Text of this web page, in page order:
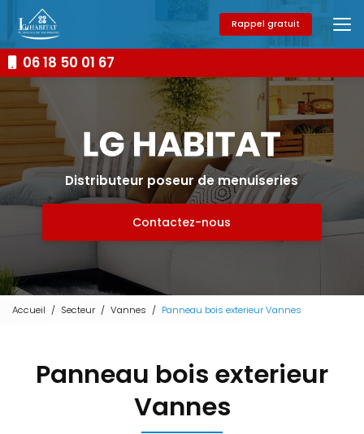
contenu
principal06 18 50 01 67
Rappel gratuit
Distributeur poseur de menuiseries
Contactez-nous
Accueil Secteur Vannes Panneau bois exterieur Vannes
Panneau bois exterieur
Vannes